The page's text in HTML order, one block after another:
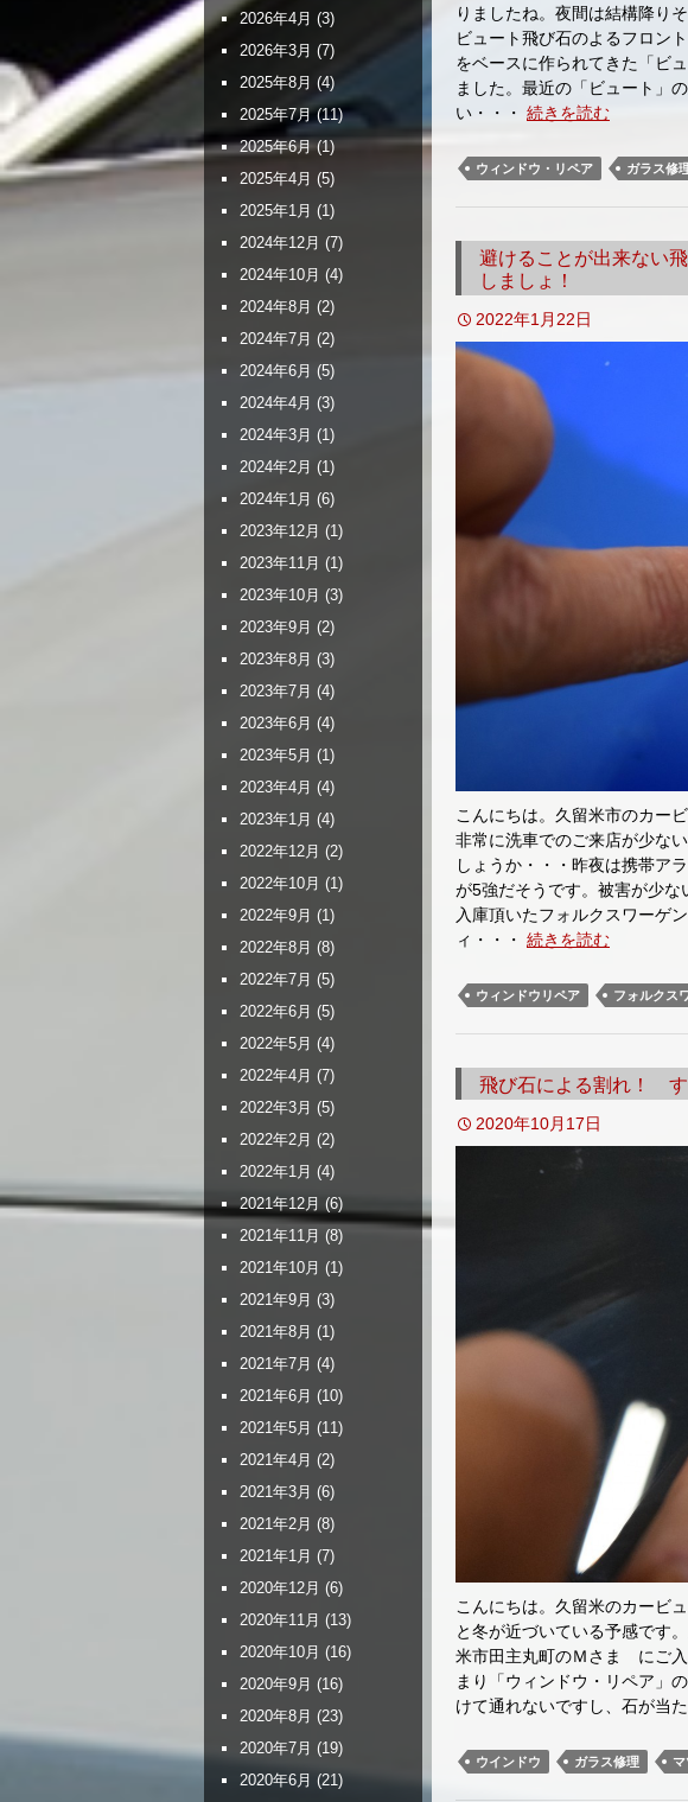
りましたね。夜間は結構降り
ビュート飛び石のよるフロン
をベースに作られてきた「ビ
ました。最近の「ビュート」
い・・・ 続きを読む
ウィンドウ・リペア ガラス修
避けることが出来ない
しましょ！
2022年1月22日
こんにちは。久留米市のカー
非常に洗車でのご来店が少な
しょうか・・・昨夜は携帯ア
が5強だそうです。被害が少
入庫頂いたフォルクスワーゲ
ィ・・・ 続きを読む
ウィンドウリペア フォルクス
飛び石による割れ！ す
2020年10月17日
こんにちは。久留米のカービ
と冬が近づいている予感です
米市田主丸町のＭさま にご
まり「ウィンドウ・リペア」
けて通れないですし、石が当
ウインドウ ガラス修理
2026年4月 (3)
2026年3月 (7)
2025年8月 (4)
2025年7月(11)
2025年6月(1)
2025年4月 (5)
2025年1月 (1)
2024年12月 (7)
2024年10月 (4)
2024年8月 (2)
2024年7月 (2)
2024年6月 (5)
2024年4月 (3)
2024年3月 (1)
2024年2月 (1)
2024年1月 (6)
2023年12月 (1)
2023年11月 (1)
2023年10月 (3)
2023年9月 (2)
2023年8月 (3)
2023年7月 (4)
2023年6月 (4)
2023年5月 (1)
2023年4月 (4)
2023年1月 (4)
2022年12月 (2)
2022年10月 (1)
2022年9月 (1)
2022年8月 (8)
2022年7月 (5)
2022年6月 (5)
2022年5月 (4)
2022年4月 (7)
2022年3月 (5)
2022年2月 (2)
2022年1月 (4)
2021年12月 (6)
2021年11月 (8)
2021年10月 (1)
2021年9月 (3)
2021年8月 (1)
2021年7月 (4)
2021年6月 (10)
2021年5月 (11)
2021年4月 (2)
2021年3月 (6)
2021年2月 (8)
2021年1月 (7)
2020年12月 (6)
2020年11月 (13)
2020年10月 (16)
2020年9月 (16)
2020年8月 (23)
2020年7月 (19)
2020年6月 (21)